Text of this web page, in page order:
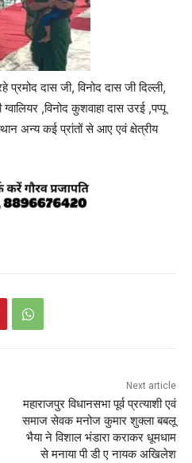
दास जी, विनोद दास जी दिल्ली,
,विनोद कुशवाहा दास उरई ,पप्पू
अन्य कई प्रांतों से आए एवं क्षेत्रीय
Next article
महाराजपुर विधानसभा पूर्व प्रत्याशी एवं
समाज सेवक मनोज कुमार शुक्ला बबलू
भैया ने विशाल भंडारा कराकर धूमधाम
से मनाया पी डी ए नायक अखिलेश